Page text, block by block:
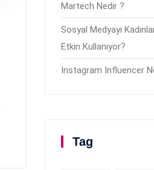
Martech Nedir ?
Sosyal Medyayı
Etkin Kullanıyor?
Instagram Influencer
Tag